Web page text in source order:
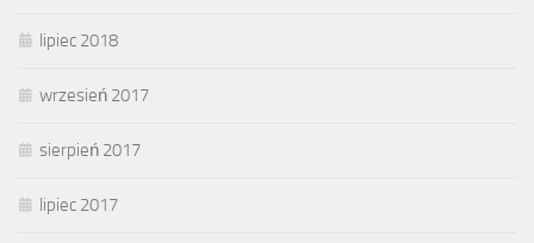
lipiec 2018
wrzesień 2017
sierpień 2017
lipiec 2017